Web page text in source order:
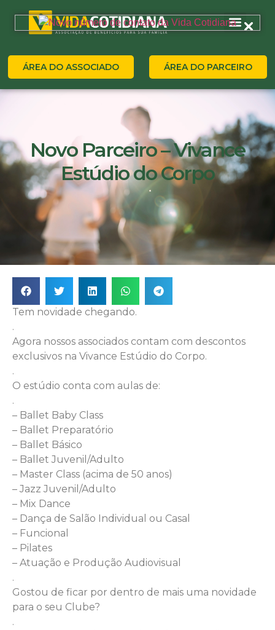
ÁREA DO ASSOCIADO ÁREA DO PARCEIRO
Novo Parceiro – Vivance
Estúdio do Corpo
Tem novidade chegando.
.
Agora nossos associados contam com descontos
exclusivos na Vivance Estúdio do Corpo.
.
O estúdio conta com aulas de:
.
– Ballet Baby Class
– Ballet Preparatório
– Ballet Básico
– Ballet Juvenil/Adulto
– Master Class (acima de 50 anos)
– Jazz Juvenil/Adulto
– Mix Dance
– Dança de Salão Individual ou Casal
– Funcional
– Pilates
– Atuação e Produção Audiovisual
.
Gostou de ficar por dentro de mais uma novidade
para o seu Clube?
.